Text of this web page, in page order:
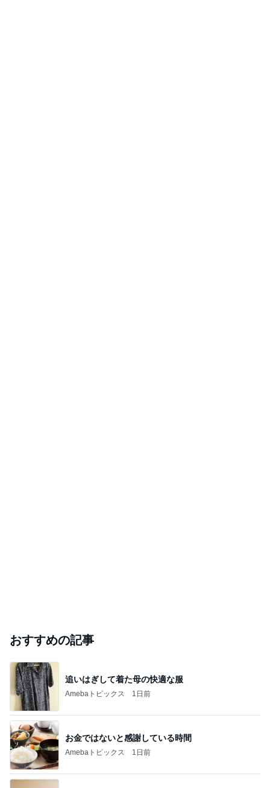
おすすめの記事
追いはぎして着た母の快適な服
Amebaトピックス 1日前
お金ではないと感謝している時間
Amebaトピックス 1日前